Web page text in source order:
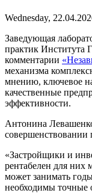
Wednesday,
Заведующая
практик Института
комментарии
механизма
мнению, ключевое
качественные
эффективности.
Антонина
совершенствовании
«Застройщики и
рентабелен для них
может занимать
необходимы точные